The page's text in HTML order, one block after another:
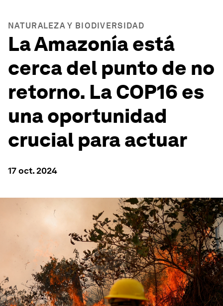
NATURALEZA Y BIODIVERSIDAD
La Amazonía está
cerca del punto de no
retorno. La COP16 es
una oportunidad
crucial para actuar
17 oct. 2024